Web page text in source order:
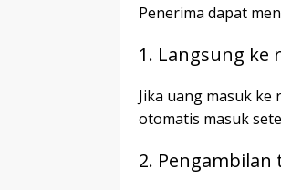
Penerima dapat
1. Langsung ke
Jika uang masuk
otomatis masuk
2. Pengambilan